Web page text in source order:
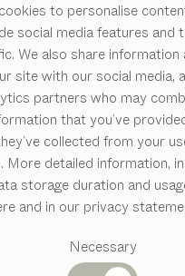
to personalise
social media features and
We also share
site with our social media,
partners who may
that you’ve
collected from your
More detailed information,
storage duration and
and in our privacy
Necessary
UNS
VON
LISTE
KARTE
Düsseldorf